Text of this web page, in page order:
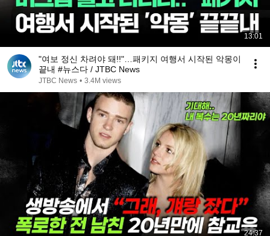
13:01
"여보 정신 차려야 돼!!"…패키지 여행서 시작된 악몽이
끝내 #뉴스다 / JTBC News
JTBC News • 3.4M views
24:37